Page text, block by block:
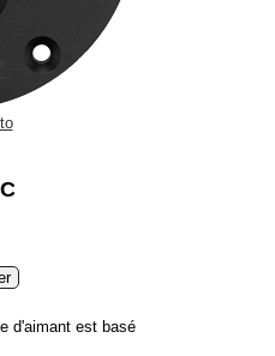
d'aimant est basé